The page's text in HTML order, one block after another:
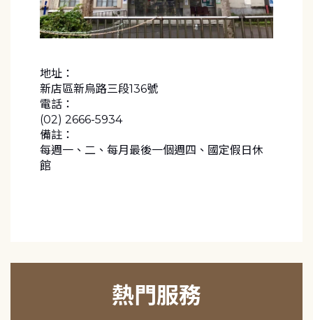
地址：
新店區新烏路三段136號
電話：
(02) 2666-5934
備註：
每週一、二、每月最後一個週四、國定假日休
館
熱門服務